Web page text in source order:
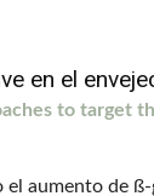
en el
to target
el aumento de